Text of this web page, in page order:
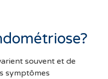
souvent et de
symptômes